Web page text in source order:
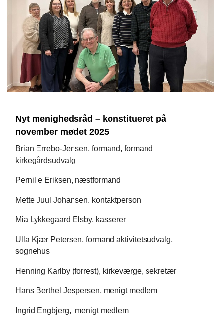
Nyt menighedsråd – konstitueret på
november mødet 2025
Brian Errebo-Jensen, formand, formand
kirkegårdsudvalg
Pernille Eriksen, næstformand
Mette Juul Johansen, kontaktperson
Mia Lykkegaard Elsby, kasserer
Ulla Kjær Petersen, formand aktivitetsudvalg,
sognehus
Henning Karlby (forrest), kirkeværge, sekretær
Hans Berthel Jespersen, menigt medlem
Ingrid Engbjerg, menigt medlem